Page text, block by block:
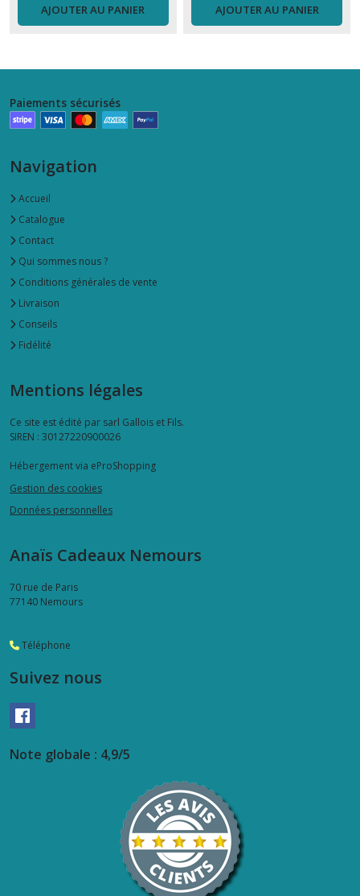
AJOUTER AU PANIER AJOUTER AU PANIER
Paiements sécurisés
Navigation
Accueil
Catalogue
Contact
Qui sommes nous ?
Conditions générales de vente
Livraison
Conseils
Fidélité
Mentions légales
Ce site est édité par sarl Gallois et Fils.
SIREN : 30127220900026
Hébergement via eProShopping
Gestion des cookies
Données personnelles
Anaïs Cadeaux Nemours
70 rue de Paris
77140 Nemours
Téléphone
Suivez nous
Note globale : 4,9/5